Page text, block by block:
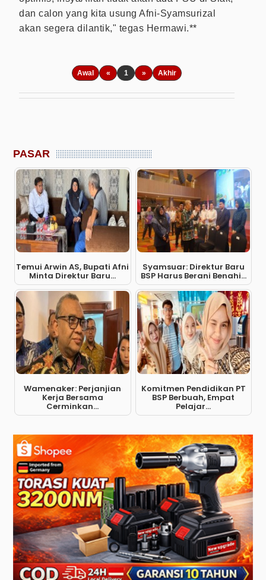
dan calon yang kita usung Afni-Syamsurizal
akan segera dilantik," tegas Hermawi.**
Awal « 1 » Akhir
PASAR
Temui Arwin AS, Bupati Afni
Minta Direktur Baru...
Syamsuar: Direktur Baru
BSP Harus Berani Benahi...
Wamenaker: Perjanjian
Kerja Bersama
Cerminkan...
Komitmen Pendidikan PT
BSP Berbuah, Empat
Pelajar...